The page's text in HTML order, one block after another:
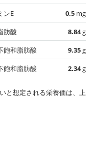
ンE
0.5 mg
肪酸
8.84g
飽和脂肪酸
9.35g
飽和脂肪酸
2.34g
と想定される栄養価は、上